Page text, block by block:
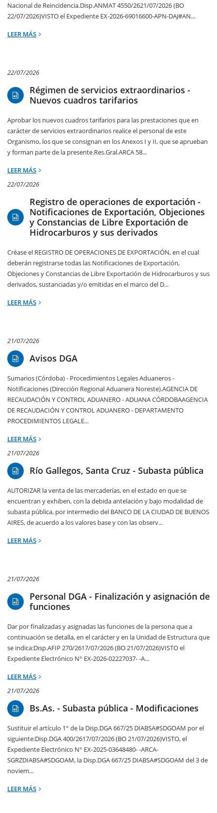
Nacional de Reincidencia.Disp.ANMAT 4550/2621/07/2026 (BO
22/07/2026)VISTO el Expediente EX-2026-69016600-APN-DAJ#AN...
LEER MÁS
22/07/2026
Régimen de servicios extraordinarios -
Nuevos cuadros tarifarios
Aprobar los nuevos cuadros tarifarios para las prestaciones que en
carácter de servicios extraordinarios realice el personal de este
Organismo, los que se consignan en los Anexos I y II, que se aprueban
y forman parte de la presente.Res.Gral.ARCA 58...
LEER MÁS
22/07/2026
Registro de operaciones de exportación -
Notificaciones de Exportación, Objeciones
y Constancias de Libre Exportación de
Hidrocarburos y sus derivados
Créase el REGISTRO DE OPERACIONES DE EXPORTACIÓN, en el cual
deberán registrarse todas las Notificaciones de Exportación,
Objeciones y Constancias de Libre Exportación de Hidrocarburos y sus
derivados, sustanciadas y/o emitidas en el marco del D...
LEER MÁS
21/07/2026
Avisos DGA
Sumarios (Córdoba) - Procedimientos Legales Aduaneros -
Notificaciones (Dirección Regional Aduanera Noreste).AGENCIA DE
RECAUDACIÓN Y CONTROL ADUANERO - ADUANA CÓRDOBAAGENCIA
DE RECAUDACIÓN Y CONTROL ADUANERO - DEPARTAMENTO
PROCEDIMIENTOS LEGALE...
LEER MÁS
21/07/2026
Río Gallegos, Santa Cruz - Subasta pública
AUTORIZAR la venta de las mercaderías, en el estado en que se
encuentran y exhiben, con la debida antelación y bajo modalidad de
subasta pública, por intermedio del BANCO DE LA CIUDAD DE BUENOS
AIRES, de acuerdo a los valores base y con las observ...
LEER MÁS
21/07/2026
Personal DGA - Finalización y asignación de
funciones
Dar por finalizadas y asignadas las funciones de la persona que a
continuación se detalla, en el carácter y en la Unidad de Estructura que
se indica:Disp.AFIP 270/2617/07/2026 (BO 21/07/2026)VISTO el
Expediente Electrónico N° EX-2026-02227037- -A...
LEER MÁS
21/07/2026
Bs.As. - Subasta pública - Modificaciones
Sustituir el artículo 1° de la Disp.DGA 667/25 DIABSA#SDGOAM por el
siguiente:Disp.DGA 400/2617/07/2026 (BO 21/07/2026)VISTO, el
Expediente Electrónico N° EX-2025-03648480- -ARCA-
SGRZDIABSA#SDGOAM, la Disp.DGA 667/25 DIABSA#SDGOAM del 3 de
noviem...
LEER MÁS